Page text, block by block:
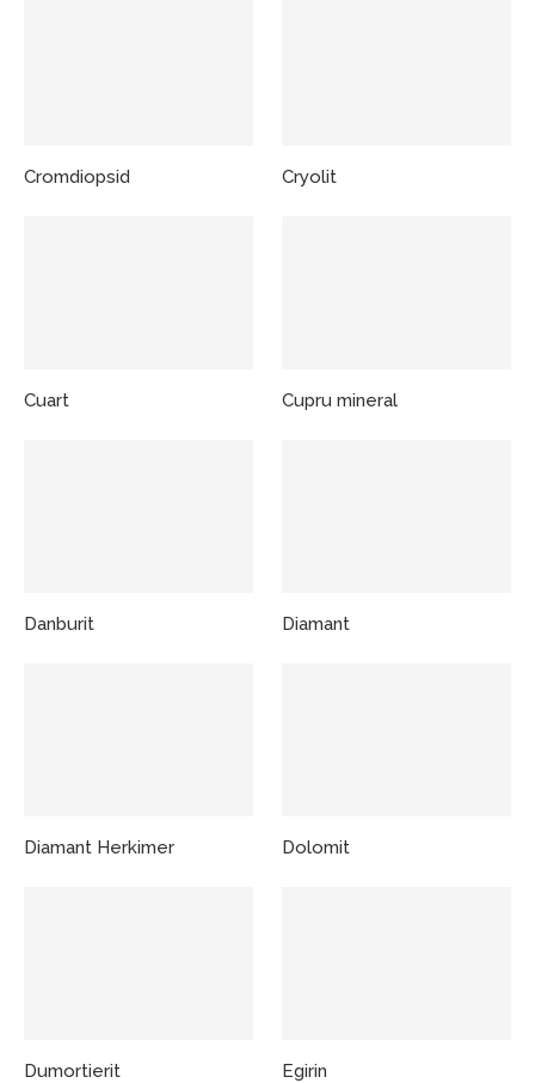
Cromdiopsid Cryolit
Cuart Cupru mineral
Danburit Diamant
Diamant Herkimer Dolomit
Dumortierit Egirin